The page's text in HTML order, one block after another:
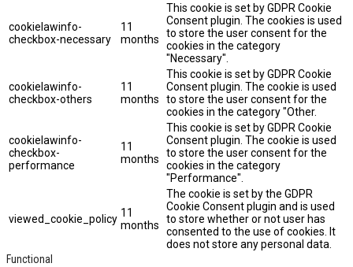
cookielawinfo-
checkbox-necessary
11
months
This cookie is set by GDPR Cookie
Consent plugin. The cookies is used
to store the user consent for the
cookies in the category
"Necessary".
cookielawinfo-
checkbox-others
11
months
This cookie is set by GDPR Cookie
Consent plugin. The cookie is used
to store the user consent for the
cookies in the category "Other.
cookielawinfo-
checkbox-
performance
11
months
This cookie is set by GDPR Cookie
Consent plugin. The cookie is used
to store the user consent for the
cookies in the category
"Performance".
viewed_cookie_policy 11
months
The cookie is set by the GDPR
Cookie Consent plugin and is used
to store whether or not user has
consented to the use of cookies. It
does not store any personal data.
Functional